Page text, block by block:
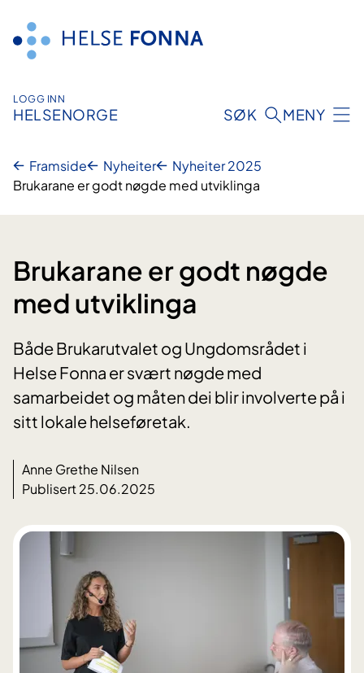
innhald
LOGG INN
HELSENORGE SØK MENY
Framside Nyheiter
Nyheiter 2025
Brukarane er godt nøgde med utviklinga
Brukarane er godt nøgde
med utviklinga
Både Brukarutvalet og Ungdomsrådet i
Helse Fonna er svært nøgde med
samarbeidet og måten dei blir involverte på i
sitt lokale helseføretak.
Anne Grethe Nilsen
Publisert 25.06.2025